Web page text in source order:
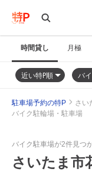
時間貸し 月極
近い特P順 バ
駐車場予約の特P
さい
バイク駐輪場・駐車場
バイク駐車場が2件見つ
さいたま市